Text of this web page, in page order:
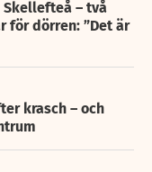
– två
för dörren: ”Det är
krasch – och